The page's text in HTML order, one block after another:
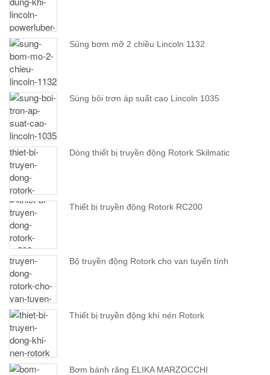
Súng bơm mỡ 2 chiều Lincoln 1132
Súng bôi trơn áp suất cao Lincoln 1035
Dòng thiết bị truyền động Rotork Skilmatic
Thiết bị truyền động Rotork RC200
Bộ truyền động Rotork cho van tuyến tính
Thiết bị truyền động khí nén Rotork
Bơm bánh răng ELIKA MARZOCCHI